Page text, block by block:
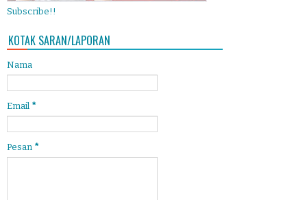
Subscribe!!
KOTAK SARAN/LAPORAN
Nama
Email *
Pesan *